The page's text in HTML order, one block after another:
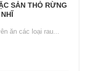
SẢN THỎ RỪNG
ăn các loại rau...